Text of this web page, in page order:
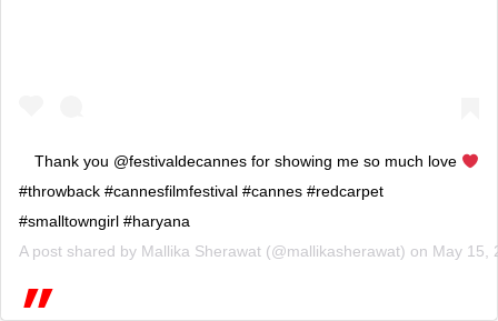
Thank you @festivaldecannes for showing me so much love
#throwback #cannesfilmfestival #cannes #redcarpet
#smalltowngirl #haryana
A post shared by Mallika Sherawat (@mallikasherawat) on May 15,